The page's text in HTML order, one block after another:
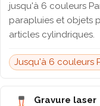
jusqu'à 6 couleurs
parapluies et objets
articles cylindriques.
Jusqu'à 6 couleurs
Gravure laser